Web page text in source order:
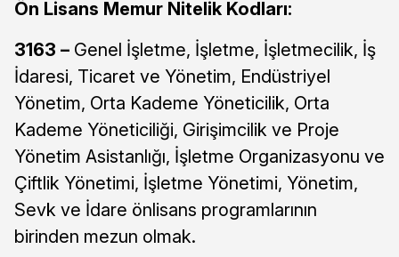
Ön Lisans Memur Nitelik Kodları:
3163 – Genel İşletme, İşletme, İşletmecilik, İş
İdaresi, Ticaret ve Yönetim, Endüstriyel
Yönetim, Orta Kademe Yöneticilik, Orta
Kademe Yöneticiliği, Girişimcilik ve Proje
Yönetim Asistanlığı, İşletme Organizasyonu ve
Çiftlik Yönetimi, İşletme Yönetimi, Yönetim,
Sevk ve İdare önlisans programlarının
birinden mezun olmak.